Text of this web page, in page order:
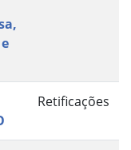
Retificações